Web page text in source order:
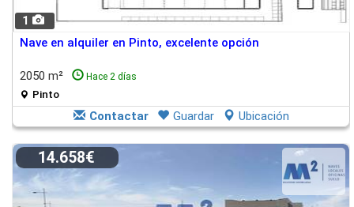
1
Nave en alquiler en Pinto, excelente opción
2050 m² Hace 2 días
Pinto
Contactar Guardar Ubicación
14.658€